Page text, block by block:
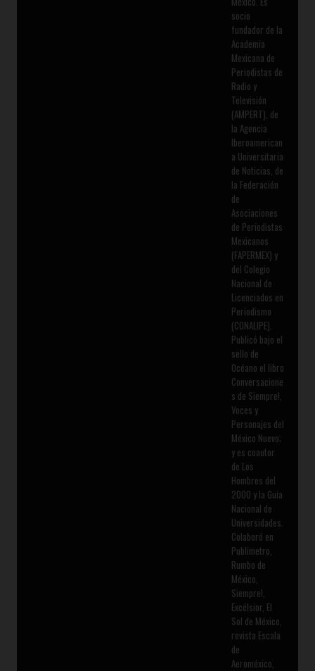
socio
fundador de la
Academia
Mexicana de
Periodistas de
Radio y
Televisión
(AMPERT), de
la Agencia
Iberoamerican
a Universitaria
de Noticias, de
la Federación
de
Asociaciones
de Periodistas
Mexicanos
(FAPERMEX) y
del Colegio
Nacional de
Licenciados en
Periodismo
(CONALIPE).
Publicó bajo el
sello de
Océano el libro
Conversacione
s de Siempre!,
Voces y
Personajes del
México Nuevo;
y es coautor
de Los
Hombres del
2000 y la Guía
Nacional de
Universidades.
Colaboró en
Publimetro,
Rumbo de
México,
Siempre!,
Excélsior, El
Sol de México,
revista Escala
de
Aeroméxico,